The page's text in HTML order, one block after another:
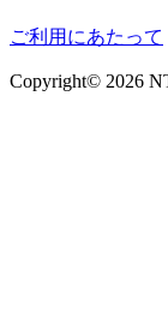
ご利用にあたって
Copyright© 2026